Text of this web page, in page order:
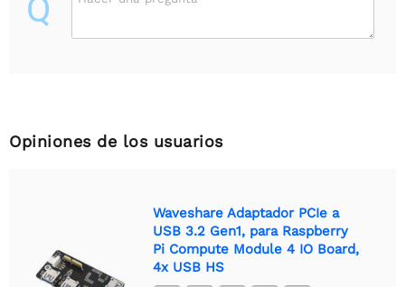
Q
Opiniones de los usuarios
Waveshare Adaptador PCIe a
USB 3.2 Gen1, para Raspberry
Pi Compute Module 4 IO Board,
4x USB HS